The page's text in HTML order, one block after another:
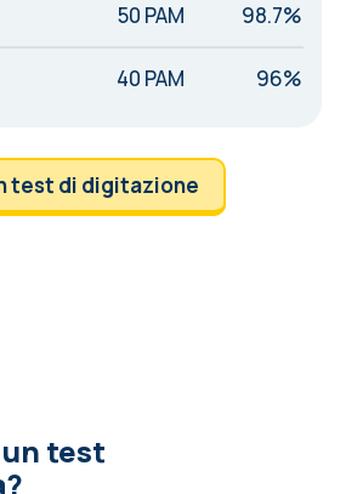
50 PAM 98.7%
40 PAM 96%
test di digitazione
test